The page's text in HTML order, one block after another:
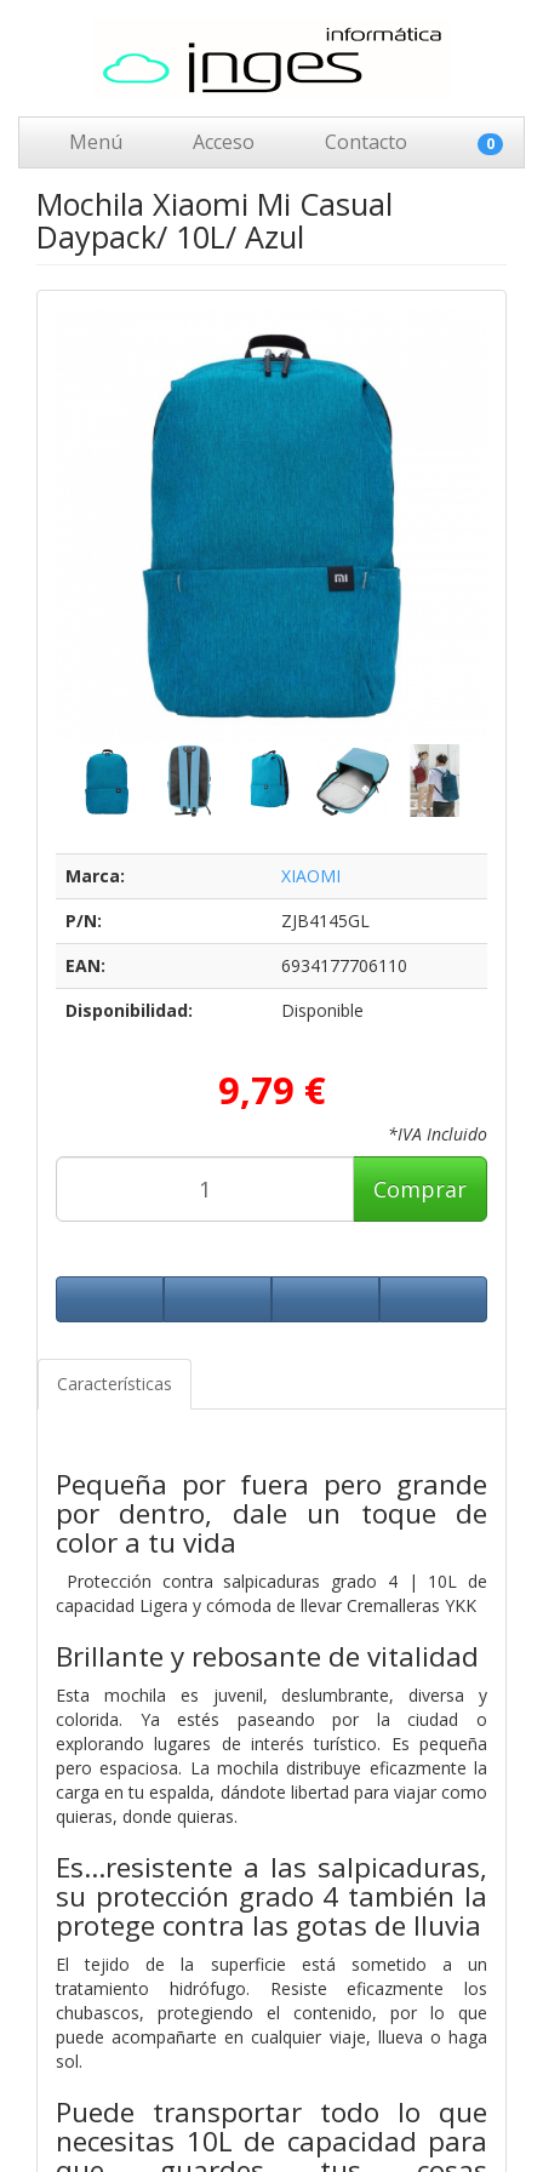
Menú Acceso Contacto 0
Mochila Xiaomi Mi Casual
Daypack/ 10L/ Azul
Marca:
XIAOMI
P/N:
ZJB4145GL
EAN:
6934177706110
Disponibilidad:
Disponible
9,79 €
*IVA Incluido
Comprar
Características
Pequeña por fuera pero grande
por dentro, dale un toque de
color a tu vida
Protección contra salpicaduras grado 4 | 10L de
capacidad Ligera y cómoda de llevar Cremalleras YKK
Brillante y rebosante de vitalidad
Esta mochila es juvenil, deslumbrante, diversa y
colorida. Ya estés paseando por la ciudad o
explorando lugares de interés turístico. Es pequeña
pero espaciosa. La mochila distribuye eficazmente la
carga en tu espalda, dándote libertad para viajar como
quieras, donde quieras.
Es...resistente a las salpicaduras,
su protección grado 4 también la
protege contra las gotas de lluvia
El tejido de la superficie está sometido a un
tratamiento hidrófugo. Resiste eficazmente los
chubascos, protegiendo el contenido, por lo que
puede acompañarte en cualquier viaje, llueva o haga
sol.
Puede transportar todo lo que
necesitas 10L de capacidad para